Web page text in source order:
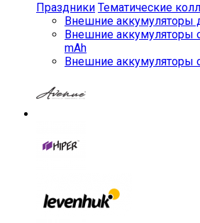
Праздники Тематические
Внешние аккумуляторы
Внешние аккумуляторы
mAh
Внешние аккумуляторы